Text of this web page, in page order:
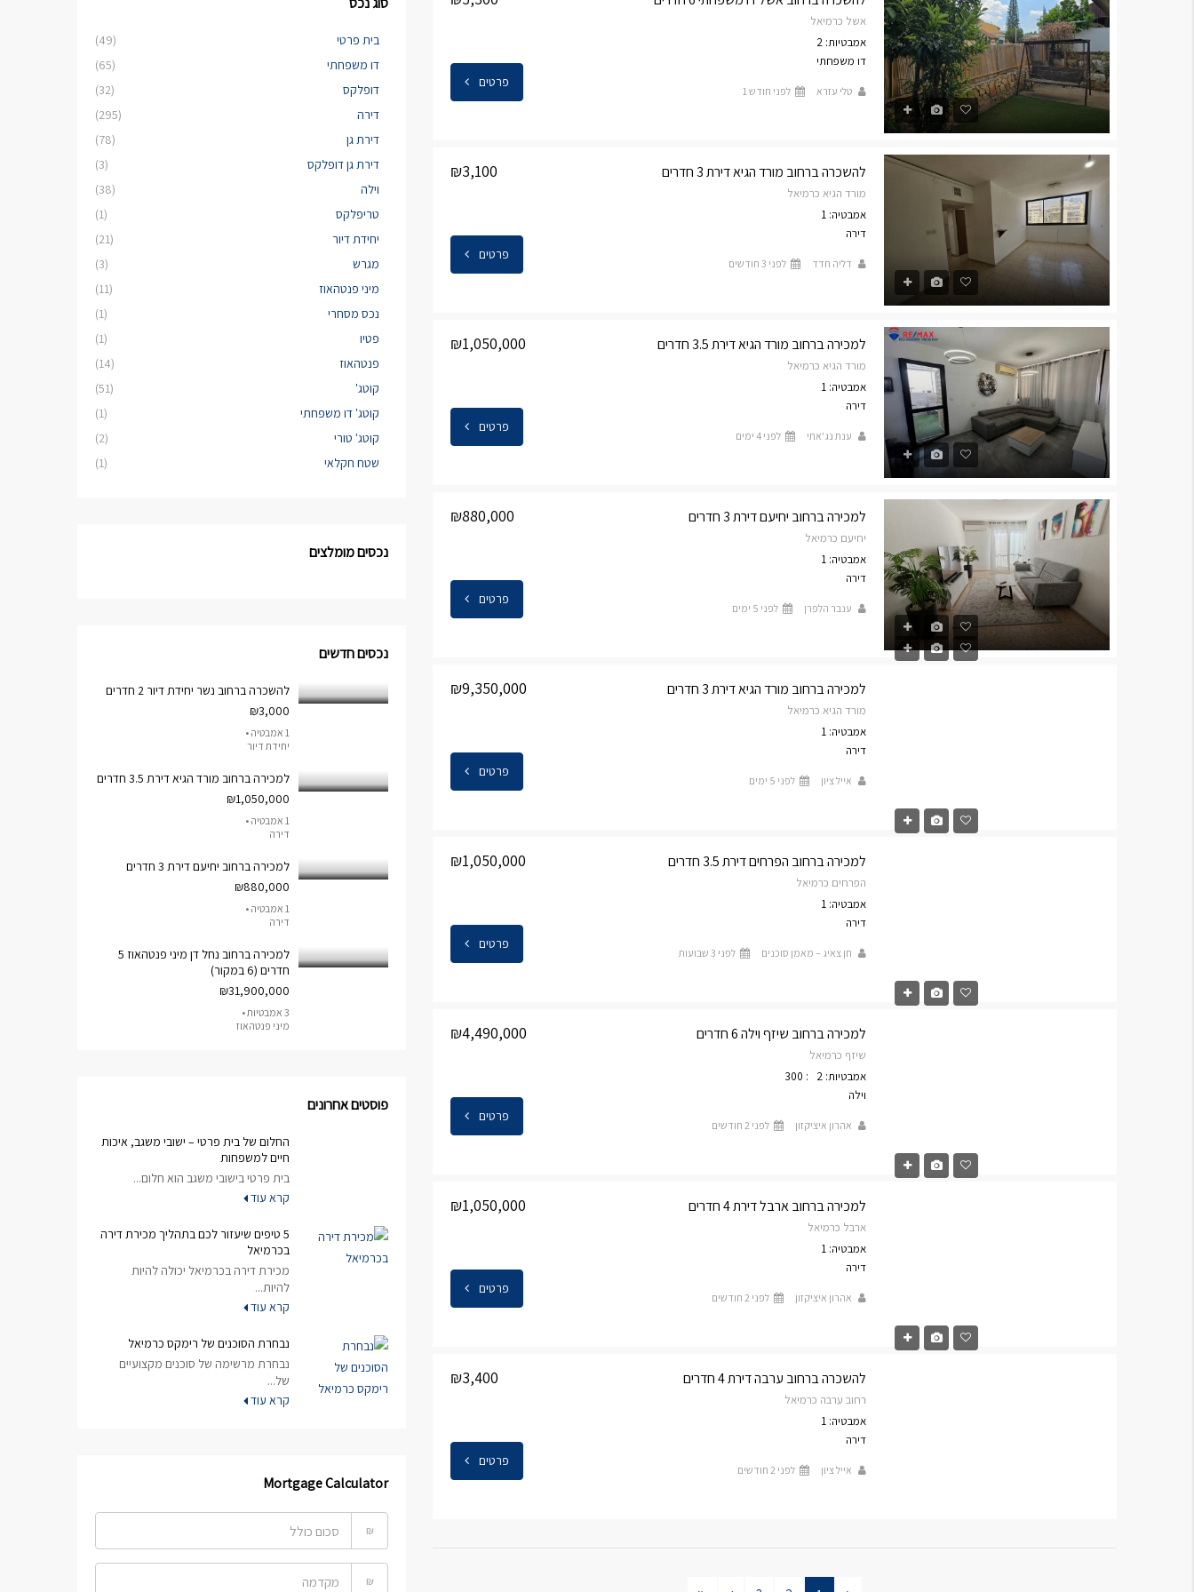
אשל כרמיאל
אמבטיות: 2
דו משפחתי
טלי עזרא לפני חודש 1
פרטים
להשכרה ברחוב מורד הגיא דירת 3 חדרים
מורד הגיא כרמיאל
אמבטיה: 1
דירה
דליה חדד לפני 3 חודשים
₪3,100
פרטים
למכירה ברחוב מורד הגיא דירת 3.5 חדרים
מורד הגיא כרמיאל
אמבטיה: 1
דירה
ענת נג'אתי לפני 4 ימים
₪1,050,000
פרטים
למכירה ברחוב יחיעם דירת 3 חדרים
יחיעם כרמיאל
אמבטיה: 1
דירה
ענבר הלפרן לפני 5 ימים
₪880,000
פרטים
למכירה ברחוב מורד הגיא דירת 3 חדרים
מורד הגיא כרמיאל
אמבטיה: 1
דירה
אייל ציון לפני 5 ימים
₪9,350,000
פרטים
למכירה ברחוב הפרחים דירת 3.5 חדרים
הפרחים כרמיאל
אמבטיה: 1
דירה
חן צאיג – מאמן סוכנים לפני 3 שבועות
₪1,050,000
פרטים
למכירה ברחוב שיזף וילה 6 חדרים
שיזף כרמיאל
אמבטיות: 2
: 300
וילה
אהרון איציקזון לפני 2 חודשים
₪4,490,000
פרטים
למכירה ברחוב ארבל דירת 4 חדרים
ארבל כרמיאל
אמבטיה: 1
דירה
אהרון איציקזון לפני 2 חודשים
₪1,050,000
פרטים
להשכרה ברחוב ערבה דירת 4 חדרים
רחוב ערבה כרמיאל
אמבטיה: 1
דירה
אייל ציון לפני 2 חודשים
₪3,400
פרטים
בית פרטי
(49)
דו משפחתי
(65)
דופלקס
(32)
דירה
(295)
דירת גן
(78)
דירת גן דופלקס
(3)
וילה
(38)
טריפלקס
(1)
יחידת דיור
(21)
מגרש
(3)
מיני פנטהאוז
(11)
נכס מסחרי
(1)
פטיו
(1)
פנטהאוז
(14)
קוטג'
(51)
קוטג' דו משפחתי
(1)
קוטג' טורי
(2)
שטח חקלאי
(1)
נכסים מומלצים
נכסים חדשים
להשכרה ברחוב נשר יחידת דיור 2 חדרים
₪3,000
1 אמבטיה •
יחידת דיור
למכירה ברחוב מורד הגיא דירת 3.5 חדרים
₪1,050,000
1 אמבטיה •
דירה
למכירה ברחוב יחיעם דירת 3 חדרים
₪880,000
1 אמבטיה •
דירה
למכירה ברחוב נחל דן מיני פנטהאוז 5
חדרים (6 במקור)
₪31,900,000
3 אמבטיות •
מיני פנטהאוז
פוסטים אחרונים
החלום של בית פרטי – ישובי משגב, איכות
חיים למשפחות
בית פרטי בישובי משגב הוא חלום...
קרא עוד
5 טיפים שיעזור לכם בתהליך מכירת דירה
בכרמיאל
מכירת דירה בכרמיאל יכולה להיות
להיות...
קרא עוד
נבחרת הסוכנים של רימקס כרמיאל
נבחרת מרשימה של סוכנים מקצועיים
של...
קרא עוד
Mortgage Calculator
₪
₪